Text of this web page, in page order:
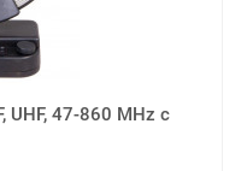
UHF, 47-860 MHz с